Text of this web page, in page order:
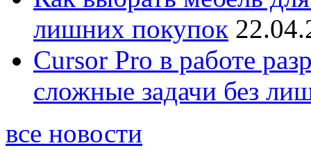
лишних покупок
Cursor Pro в работе
сложные задачи без
все новости